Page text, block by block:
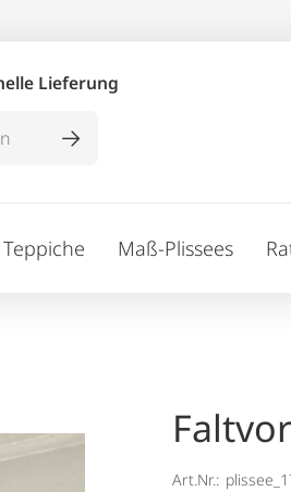
Lieferung
Teppiche Maß-Plissees
Art.Nr.: